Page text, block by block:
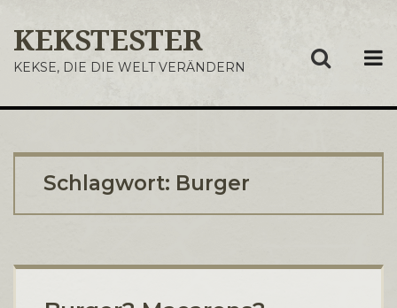
KEKSTESTER
KEKSE, DIE DIE WELT VERÄNDERN
Schlagwort: Burger